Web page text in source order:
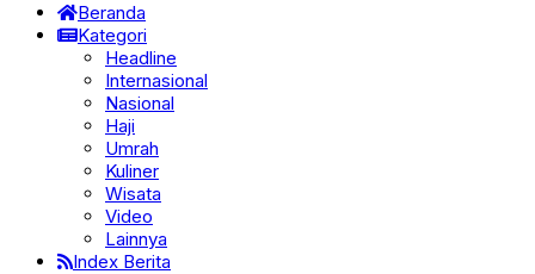
Beranda
Kategori
Headline
Internasional
Nasional
Haji
Umrah
Kuliner
Wisata
Video
Lainnya
Index Berita